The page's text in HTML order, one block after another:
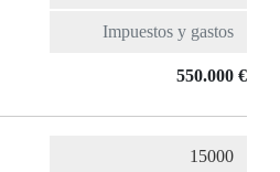
550.000 €